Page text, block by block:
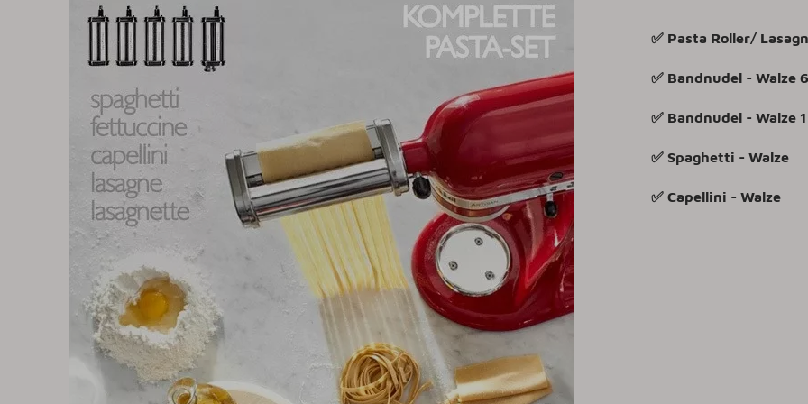
✅ Pasta Roller/
✅ Bandnudel - Walze
✅ Bandnudel - Walze
✅ Spaghetti - Walze
✅ Capellini - Walze